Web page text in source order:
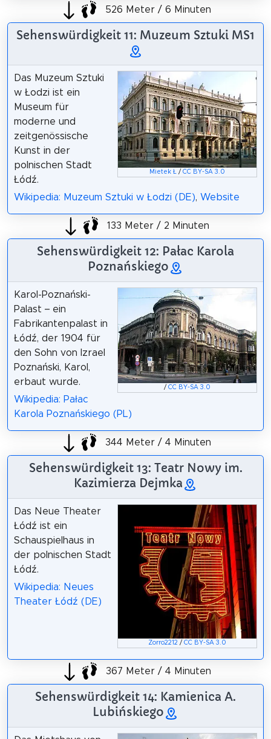
526 Meter / 6 Minuten
Sehenswürdigkeit 11: Muzeum Sztuki MS1
Mietek Ł /CC BY-SA 3.0
Das Muzeum Sztuki
w Łodzi ist ein
Museum für
moderne und
zeitgenössische
Kunst in der
polnischen Stadt
Łódź.
Wikipedia: Muzeum Sztuki w Łodzi (DE), Website
133 Meter / 2 Minuten
Sehenswürdigkeit 12: Pałac Karola
Poznańskiego
/CC BY-SA 3.0
Karol-Poznański-
Palast – ein
Fabrikantenpalast in
Łódź, der 1904 für
den Sohn von Izrael
Poznański, Karol,
erbaut wurde.
Wikipedia: Pałac
Karola Poznańskiego (PL)
344 Meter / 4 Minuten
Sehenswürdigkeit 13: Teatr Nowy im.
Kazimierza Dejmka
Zorro2212 /CC BY-SA 3.0
Das Neue Theater
Łódź ist ein
Schauspielhaus in
der polnischen Stadt
Łódź.
Wikipedia: Neues
Theater Łódź (DE)
367 Meter / 4 Minuten
Sehenswürdigkeit 14: Kamienica A.
Lubińskiego